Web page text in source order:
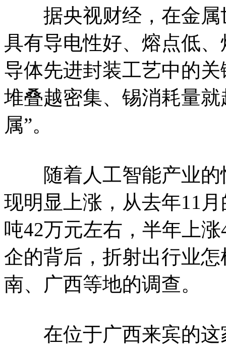
据央视财经，在金属
具有导电性好、熔点低
导体先进封装工艺中的
堆叠越密集、锡消耗量
属”。
随着人工智能产业的
现明显上涨，从去年11
吨42万元左右，半年上
企的背后，折射出行业
南、广西等地的调查。
在位于广西来宾的这